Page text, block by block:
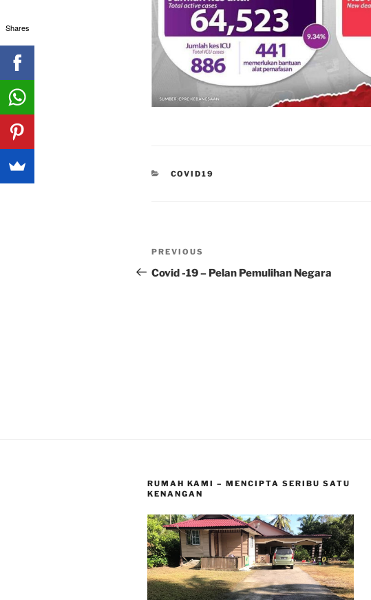
CATEGORIES
COVID19
Post
navigation
Previous
Post
PREVIOUS
Covid -19 – Pelan Pemulihan Negara
RUMAH KAMI – MENCIPTA SERIBU SATU
KENANGAN
Shares